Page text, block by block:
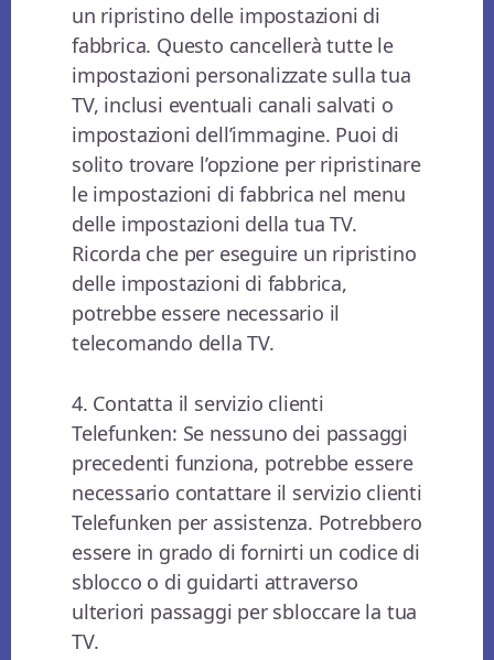
un ripristino delle impostazioni di
fabbrica. Questo cancellerà tutte le
impostazioni personalizzate sulla tua
TV, inclusi eventuali canali salvati o
impostazioni dell’immagine. Puoi di
solito trovare l’opzione per ripristinare
le impostazioni di fabbrica nel menu
delle impostazioni della tua TV.
Ricorda che per eseguire un ripristino
delle impostazioni di fabbrica,
potrebbe essere necessario il
telecomando della TV.
4. Contatta il servizio clienti
Telefunken: Se nessuno dei passaggi
precedenti funziona, potrebbe essere
necessario contattare il servizio clienti
Telefunken per assistenza. Potrebbero
essere in grado di fornirti un codice di
sblocco o di guidarti attraverso
ulteriori passaggi per sbloccare la tua
TV.